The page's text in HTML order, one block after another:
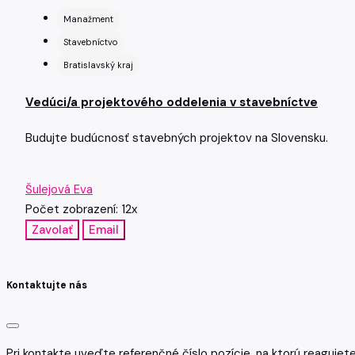
Manažment
Stavebníctvo
Bratislavský kraj
Vedúci/a projektového oddelenia v stavebníctve
Budujte budúcnosť stavebných projektov na Slovensku.
Šulejová Eva
Počet zobrazení: 12x
Zavolať
Email
Kontaktujte nás